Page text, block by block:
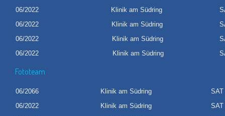
06/2022
Klinik am Südring
06/2022
Klinik am Südring
06/2022
Klinik am Südring
06/2022
Klinik am Südring
Fototeam
06/2066 Klinik am Südring
SAT
06/2022
Klinik am Südring
SAT